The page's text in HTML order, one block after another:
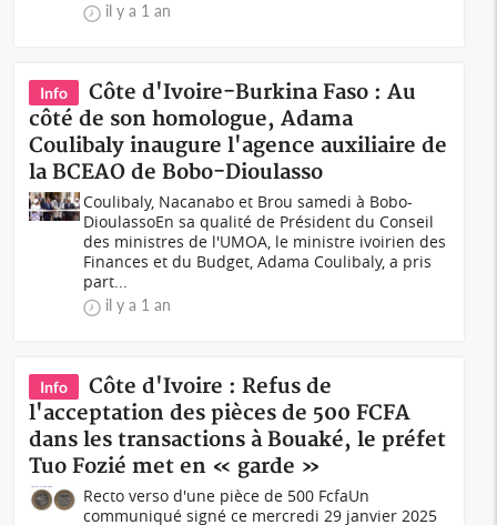
il y a 1 an
Info
Côte d'Ivoire-Burkina Faso : Au
côté de son homologue, Adama
Coulibaly inaugure l'agence auxiliaire de
la BCEAO de Bobo-Dioulasso
Coulibaly, Nacanabo et Brou samedi à Bobo-
DioulassoEn sa qualité de Président du Conseil
des ministres de l'UMOA, le ministre ivoirien des
Finances et du Budget, Adama Coulibaly, a pris
part...
il y a 1 an
Info
Côte d'Ivoire : Refus de
l'acceptation des pièces de 500 FCFA
dans les transactions à Bouaké, le préfet
Tuo Fozié met en « garde »
Recto verso d'une pièce de 500 FcfaUn
communiqué signé ce mercredi 29 janvier 2025